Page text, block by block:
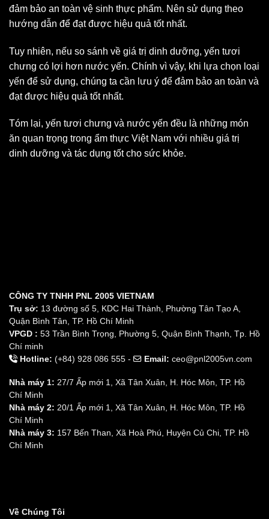
đảm bảo an toàn vệ sinh thực phẩm. Nên sử dụng theo
hướng dẫn để đạt được hiệu quả tốt nhất.
Tuy nhiên, nếu so sánh về giá trị dinh dưỡng, yến tươi
chưng có lợi hơn nước yến. Chính vì vậy, khi lựa chọn loại
yến để sử dụng, chúng ta cần lưu ý để đảm bảo an toàn và
đạt được hiệu quả tốt nhất.
Tóm lại, yến tươi chưng và nước yến đều là những món
ăn quan trọng trong ẩm thực Việt Nam với nhiều giá trị
dinh dưỡng và tác dụng tốt cho sức khỏe.
CÔNG TY TNHH PNL 2005 VIETNAM
Trụ sở: 13 đường số 5, KDC Hai Thành, Phường Tân Tạo A,
Quận Bình Tân, TP. Hồ Chí Minh
VPGD : 53 Trần Bình Trọng, Phường 5, Quận Bình Thạnh, Tp. Hồ
Chí minh
Hotline: (+84) 928 086 555 - Email: ceo@pnl2005vn.com
Nhà máy 1: 27/7 Ấp mới 1, Xã Tân Xuân, H. Hóc Môn, TP. Hồ
Chí Minh
Nhà máy 2: 20/1 Ấp mới 1, Xã Tân Xuân, H. Hóc Môn, TP. Hồ
Chí Minh
Nhà máy 3: 157 Bến Than, Xã Hoà Phú, Huyện Củ Chi, TP. Hồ
Chí Minh
Về Chúng Tôi